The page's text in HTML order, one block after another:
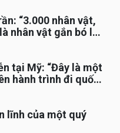
“3.000 nhân vật,
nhân vật gắn bó lâu
tại Mỹ: “Đây là một
hành trình đi quốc
lĩnh của một quý